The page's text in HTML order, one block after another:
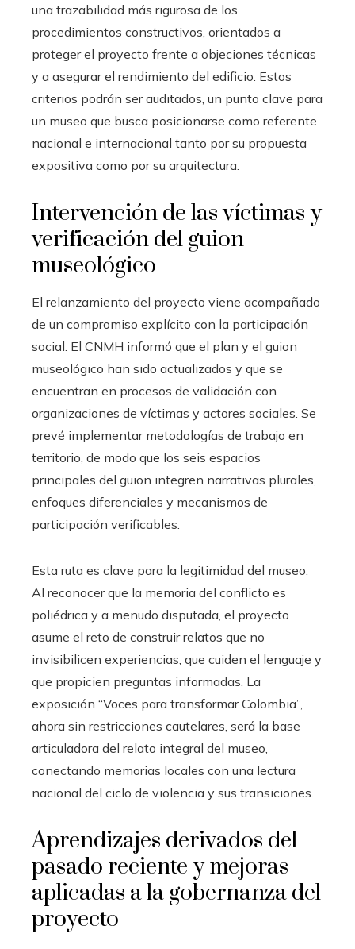
una trazabilidad más rigurosa de los
procedimientos constructivos, orientados a
proteger el proyecto frente a objeciones técnicas
y a asegurar el rendimiento del edificio. Estos
criterios podrán ser auditados, un punto clave para
un museo que busca posicionarse como referente
nacional e internacional tanto por su propuesta
expositiva como por su arquitectura.
Intervención de las víctimas y
verificación del guion
museológico
El relanzamiento del proyecto viene acompañado
de un compromiso explícito con la participación
social. El CNMH informó que el plan y el guion
museológico han sido actualizados y que se
encuentran en procesos de validación con
organizaciones de víctimas y actores sociales. Se
prevé implementar metodologías de trabajo en
territorio, de modo que los seis espacios
principales del guion integren narrativas plurales,
enfoques diferenciales y mecanismos de
participación verificables.
Esta ruta es clave para la legitimidad del museo.
Al reconocer que la memoria del conflicto es
poliédrica y a menudo disputada, el proyecto
asume el reto de construir relatos que no
invisibilicen experiencias, que cuiden el lenguaje y
que propicien preguntas informadas. La
exposición “Voces para transformar Colombia”,
ahora sin restricciones cautelares, será la base
articuladora del relato integral del museo,
conectando memorias locales con una lectura
nacional del ciclo de violencia y sus transiciones.
Aprendizajes derivados del
pasado reciente y mejoras
aplicadas a la gobernanza del
proyecto